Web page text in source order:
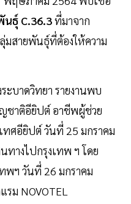
นธุ์ C.36.3ที่มาจาก
มสายพันธุ์ที่ต้องให้ความ
ะบาดวิทยา รายงานพบ
ชาติอียิปต์ อาชีพผู้ช่วย
ศอียิปต์ วันที่ 25 มกราคม
ทางไปกรุงเทพ ฯ โดย
พฯ วันที่ 26 มกราคม
ม NOVOTEL